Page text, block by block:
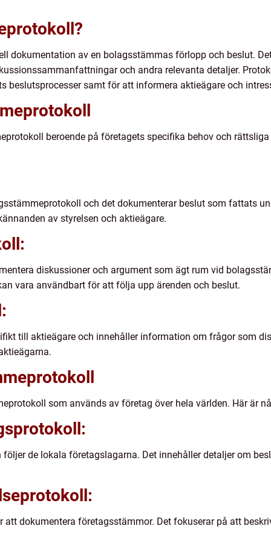
dokumentation av en bolagsstämmas förlopp och beslut.
och andra relevanta detaljer.
beslutsprocesser samt för att informera aktieägare och
beroende på företagets specifika behov och
och det dokumenterar beslut som fattats
av styrelsen och aktieägare.
diskussioner och argument som ägt rum vid
vara användbart för att följa upp ärenden och beslut.
till aktieägare och innehåller information om frågor som
som används av företag över hela världen. Här är
de lokala företagslagarna. Det innehåller detaljer om
att dokumentera företagsstämmor. Det fokuserar på att